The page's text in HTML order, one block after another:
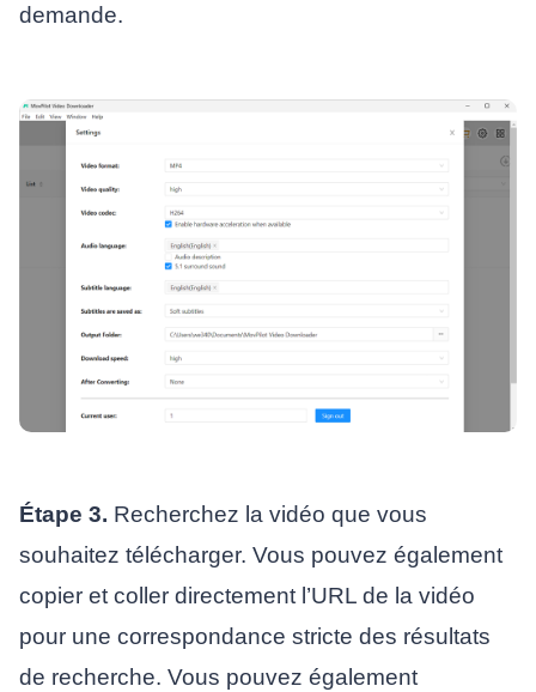
demande.
Étape 3. Recherchez la vidéo que vous
souhaitez télécharger. Vous pouvez également
copier et coller directement l’URL de la vidéo
pour une correspondance stricte des résultats
de recherche. Vous pouvez également